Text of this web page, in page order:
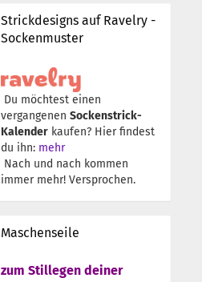
Strickdesigns auf Ravelry -
Sockenmuster
Du möchtest einen
vergangenen Sockenstrick-
Kalender kaufen? Hier findest
du ihn: mehr
Nach und nach kommen
immer mehr! Versprochen.
Maschenseile
zum Stillegen deiner